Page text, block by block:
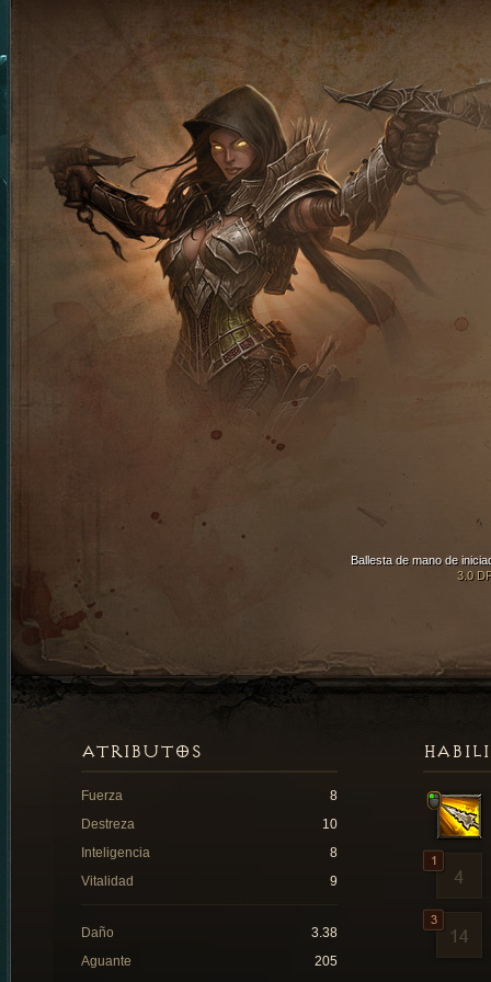
Ballesta de mano de
3.0
ATRIBUTOS
Fuerza
8
Destreza
10
Inteligencia
8
Vitalidad
9
Daño
3.38
Aguante
205